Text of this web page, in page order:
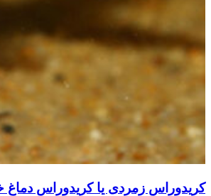
کریدوراس زمردی یا کریدوراس دماغ